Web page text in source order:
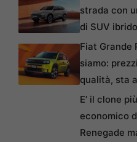
strada con
di SUV ibrido
Fiat Grande
siamo:
qualità, sta
E’ il clone
economico
Renegade